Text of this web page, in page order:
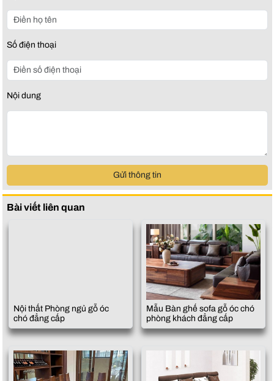
Số điện thoại
Nội dung
Gửi thông tin
Bài viết liên quan
Nội thất Phòng ngủ gỗ óc
chó đẳng cấp
Mẫu Bàn ghế sofa gỗ óc chó
phòng khách đẳng cấp